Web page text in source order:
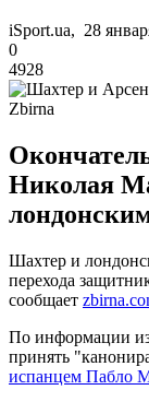
iSport.ua, 28
0
4928
Николая
Шахтер и
перехода
сообщает
По информации
принять
испанцем Пабло